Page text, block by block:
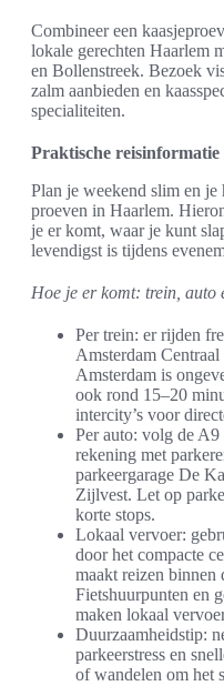
Combineer een
lokale gerechten Haarlem
en Bollenstreek. Bezoek
zalm aanbieden en
specialiteiten.
Praktische
Plan je weekend slim en je
proeven in Haarlem.
je er komt, waar je kunt
levendigst is tijdens
Hoe je er komt: trein, auto
Per trein: er rijden
Amsterdam
Amsterdam is
ook rond 15–20
intercity’s voor
Per auto: volg de
rekening met
parkeergarage De
Zijlvest. Let op
korte stops.
Lokaal vervoer:
door het compacte
maakt reizen binnen
Fietshuurpunten en
maken lokaal
Duurzaamheidstip:
parkeerstress en
of wandelen om het